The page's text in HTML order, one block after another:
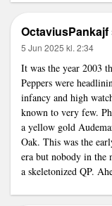
OctaviusPankajf
5 Jun 2025 kl. 2:34
It was the year 2003
Peppers were
infancy and high
known to very few.
a yellow gold
Oak. This was the
era but nobody in the
a skeletonized QP.